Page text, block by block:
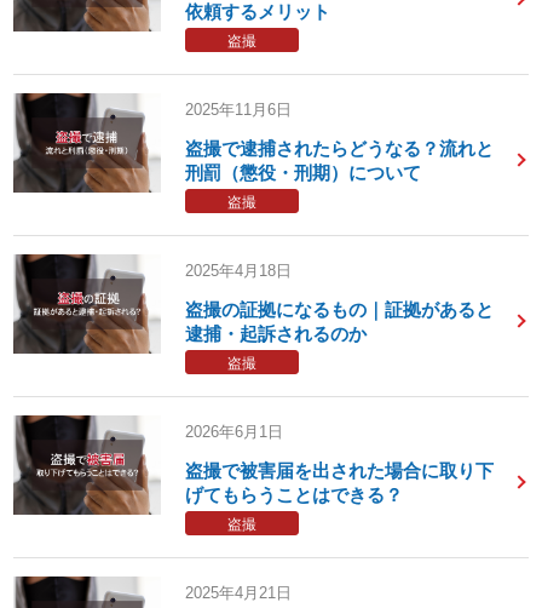
依頼するメリット
盗撮
2025年11月6日
盗撮で逮捕されたらどうなる？流れと
刑罰（懲役・刑期）について
盗撮
2025年4月18日
盗撮の証拠になるもの｜証拠があると
逮捕・起訴されるのか
盗撮
2026年6月1日
盗撮で被害届を出された場合に取り下
げてもらうことはできる？
盗撮
2025年4月21日